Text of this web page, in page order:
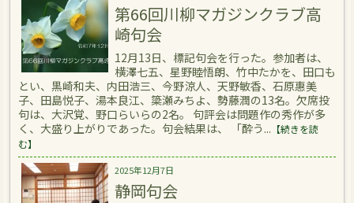
第66回川柳マガジンクラブ高
崎句会
12月13日、標記句会を行った。参加者は、
横澤七五、星野睦悟朗、竹中たかを、田口も
とい、黒崎和夫、内田浩三、今野涼人、天野敏香、石原惠美
子、田島悦子、湯本良江、簗瀬みちよ、勢藤潤の13名。欠席投
句は、大沢覚、野口らいらの2名。 句評会は問題作の秀作が多
く、大盛り上がりであった。句会結果は、 「酔う... 【続きを読
む】
2025年12月7日
静岡句会